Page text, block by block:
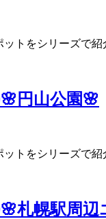
ットをシリーズで
円山公園🌸
ットをシリーズで
札幌駅周辺